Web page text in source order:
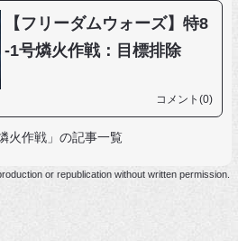
【フリーダムウォーズ】特8
-1号燐火作戦：目標排除
コメント(0)
火作戦」の記事一覧
or republication without written permission.